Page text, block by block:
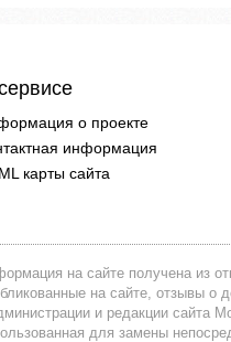
о проекте
информация
карты сайта
на сайте получена из
на сайте, отзывы о
и редакции сайта
для замены